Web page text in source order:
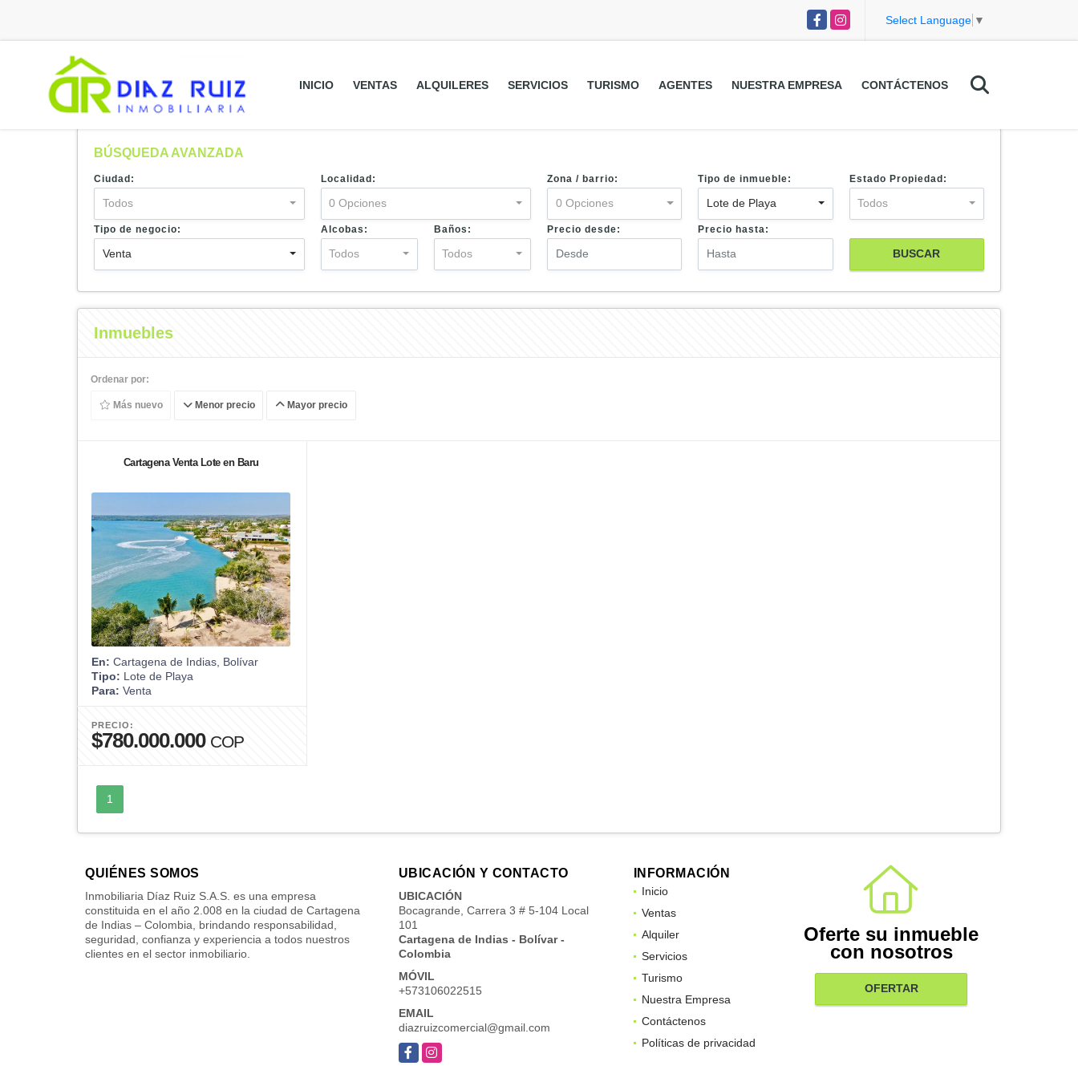
FacebookInstagram Select Language ▼
INICIO VENTAS ALQUILERES SERVICIOS TURISMO AGENTES NUESTRA EMPRESA CONTÁCTENOS
BÚSQUEDA AVANZADA
Ciudad:
Todos
Localidad:
0 Opciones
Zona / barrio:
0 Opciones
Tipo de inmueble:
Lote de Playa
Estado Propiedad:
Todos
Tipo de negocio:
Venta
Alcobas:
Todos
Baños:
Todos
Precio desde: Precio hasta:
BUSCAR
Inmuebles
Ordenar por:
Más nuevo Menor precio Mayor precio
Cartagena Venta Lote en Baru
En: Cartagena de Indias, Bolívar
Tipo: Lote de Playa
Para: Venta
PRECIO:
$780.000.000 COP
1
QUIÉNES SOMOS
Inmobiliaria Díaz Ruiz S.A.S. es una empresa
constituida en el año 2.008 en la ciudad de Cartagena
de Indias – Colombia, brindando responsabilidad,
seguridad, confianza y experiencia a todos nuestros
clientes en el sector inmobiliario.
UBICACIÓN Y CONTACTO
UBICACIÓN
Bocagrande, Carrera 3 # 5-104 Local
101
Cartagena de Indias - Bolívar -
Colombia
MÓVIL
+573106022515
EMAIL
diazruizcomercial@gmail.com
FacebookInstagram
INFORMACIÓN
Inicio
Ventas
Alquiler
Servicios
Turismo
Nuestra Empresa
Contáctenos
Políticas de privacidad
Oferte su inmueble
con nosotros
OFERTAR